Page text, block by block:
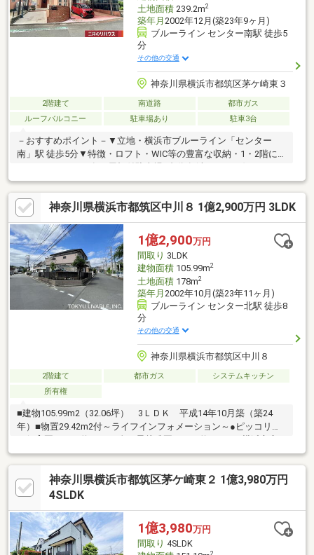
土地面積239.2m2
築年月 2002年12月(築23年9ヶ月)
ブルーライン センター南駅 徒歩5
分
その他の交通
神奈川県横浜市都筑区茅ケ崎東３
2階建て 南道路
都市ガス
ルーフバルコニー
駐車場あり 駐車3台
－おすすめポイント－▼立地・横浜市ブルーライン「センター
南」駅 徒歩5分▼特徴・ロフト・WIC等の豊富な収納・1・2階に
セキュリティーシステム採用・IOT対応・V2H設置・太陽光EV急
速充電設備有▼内外装リフォーム履歴【2024年10月】モニター付
きインターホン（ネット対応）【2024年9月】＜交換＞UB、各階
トイレ（３か所）、洗面化粧台、エコキュート設置【2024年8
月】外壁塗装【2015年9月】＜増築＞洋室約11.1帖・約9.6帖、ル
ーフバルコニー、シャワールーム 等
神奈川県横浜市都筑区中川８ 1億2,900万円 3LDK
1億2,900万円
間取り 3LDK
建物面積105.99m2
土地面積178m2
築年月 2002年10月(築23年11ヶ月)
ブルーライン センター北駅 徒歩8
分
その他の交通
神奈川県横浜市都筑区中川８
2階建て 都市ガス
システムキッチン
所有権
■建物105.99m2（32.06坪） 3ＬＤＫ 平成14年10月築（築24
年）■物置29.42m2付～ライフインフォメーション～●ピッコリー
都筑小学校・・・約830m●横浜市立中川西中学校・・・約
1800m●港北みなも・・・約200m●食品館あおばセンター南駅前
店・・・約510m●オーケー港北中央店・・・約550m●東急ストア
センター北駅前店・・・約580m●昭和大学横浜北部病院・・・約
局・・・約740m●都筑区役所・・・約720m
神奈川県横浜市都筑区茅ケ崎東２ 1億3,980万円
4SLDK
1億3,980万円
間取り 4SLDK
2